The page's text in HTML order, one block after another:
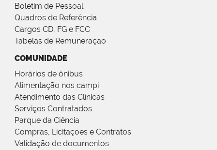
Boletim de Pessoal
Quadros de Referência
Cargos CD, FG e FCC
Tabelas de Remuneração
COMUNIDADE
Horários de ônibus
Alimentação nos campi
Atendimento das Clínicas
Serviços Contratados
Parque da Ciência
Compras, Licitações e Contratos
Validação de documentos